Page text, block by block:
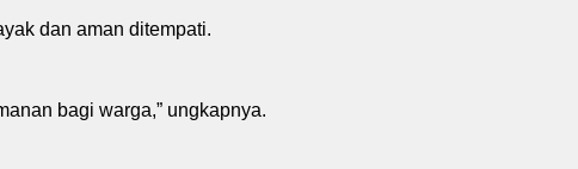
dan aman ditempati.
bagi warga,” ungkapnya.